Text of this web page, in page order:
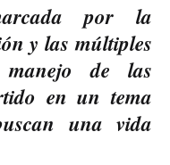
por la
y las múltiples
de las
en un tema
una vida